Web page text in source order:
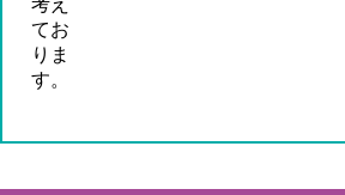
考え
てお
りま
す。